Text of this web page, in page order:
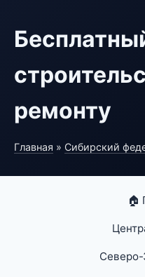
ремонту
Главная » Сибирский
🏠